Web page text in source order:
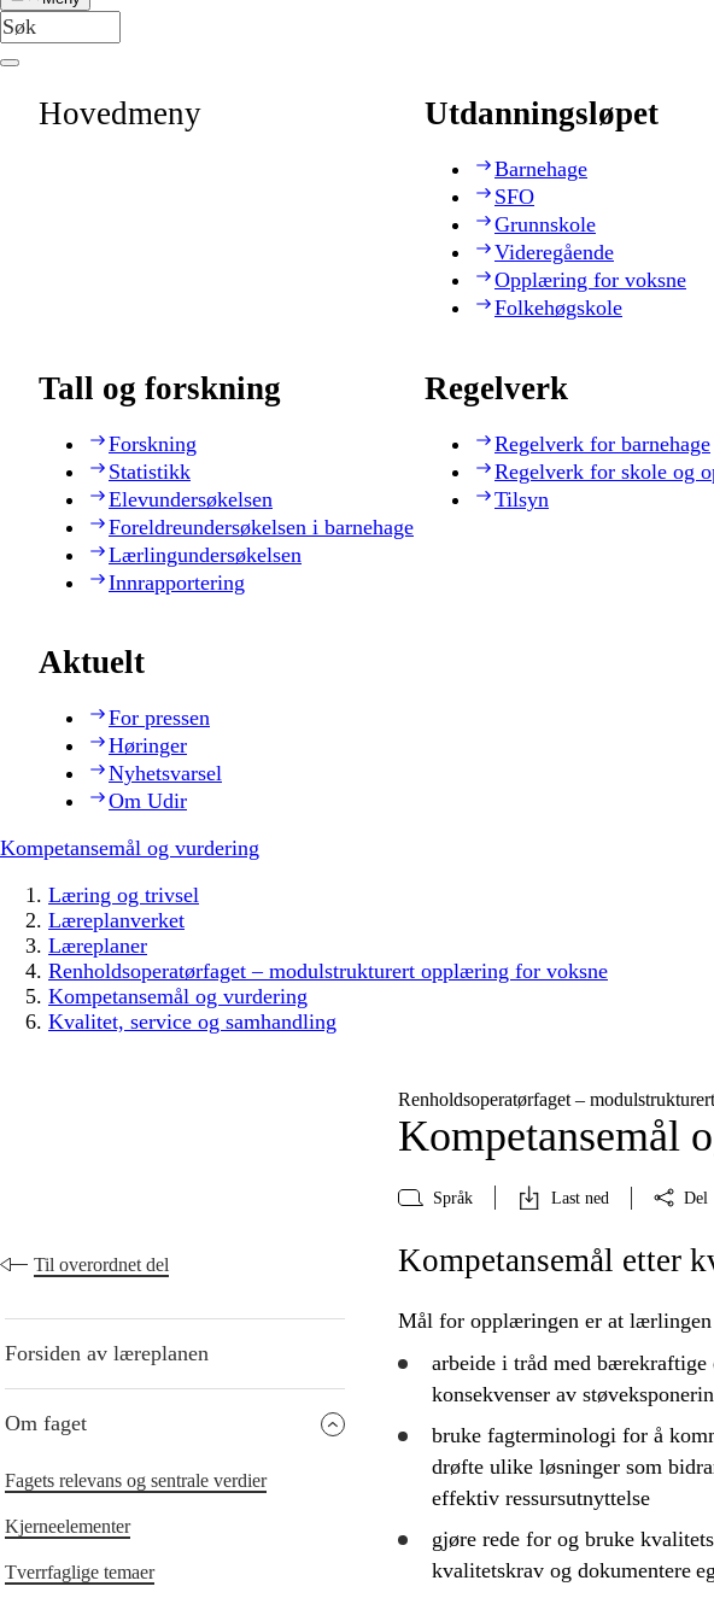
Hovedmeny Utdanningsløpet
Barnehage
SFO
Grunnskole
Videregående
Opplæring for voksne
Folkehøgskole
Tall og forskning
Forskning
Statistikk
Elevundersøkelsen
Foreldreundersøkelsen i barnehage
Lærlingundersøkelsen
Innrapportering
Regelverk
Regelverk for barnehage
Regelverk for skole og
Tilsyn
Aktuelt
For pressen
Høringer
Nyhetsvarsel
Om Udir
Kompetansemål og vurdering
Læring og trivsel
Læreplanverket
Læreplaner
Renholdsoperatørfaget – modulstrukturert opplæring for voksne
Kompetansemål og vurdering
Kvalitet, service og samhandling
Renholdsoperatørfaget –
Kompetansemål
Språk Last ned Del
Til overordnet del
Forsiden av læreplanen
Om faget
Fagets relevans og sentrale verdier
Kjerneelementer
Tverrfaglige temaer
Kompetansemål etter
Mål for opplæringen er at lærlingen
arbeide i tråd med
konsekvenser av
brukefagterminologi for å
drøfteulike løsninger som
effektiv ressursutnyttelse
gjøre rede forog bruke
kvalitetskrav og dokumentere